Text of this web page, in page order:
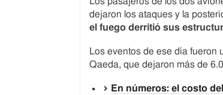
g
h
o
n
dejaron los ataques y la
el fuego derritió sus
Los eventos de ese día fueron
Qaeda, que dejaron más de
En números: el costo